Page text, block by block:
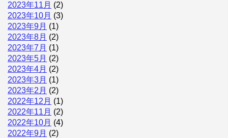
2023年11月 (2)
2023年10月 (3)
2023年9月 (1)
2023年8月 (2)
2023年7月 (1)
2023年5月 (2)
2023年4月 (2)
2023年3月 (1)
2023年2月 (2)
2022年12月 (1)
2022年11月 (2)
2022年10月 (4)
2022年9月 (2)